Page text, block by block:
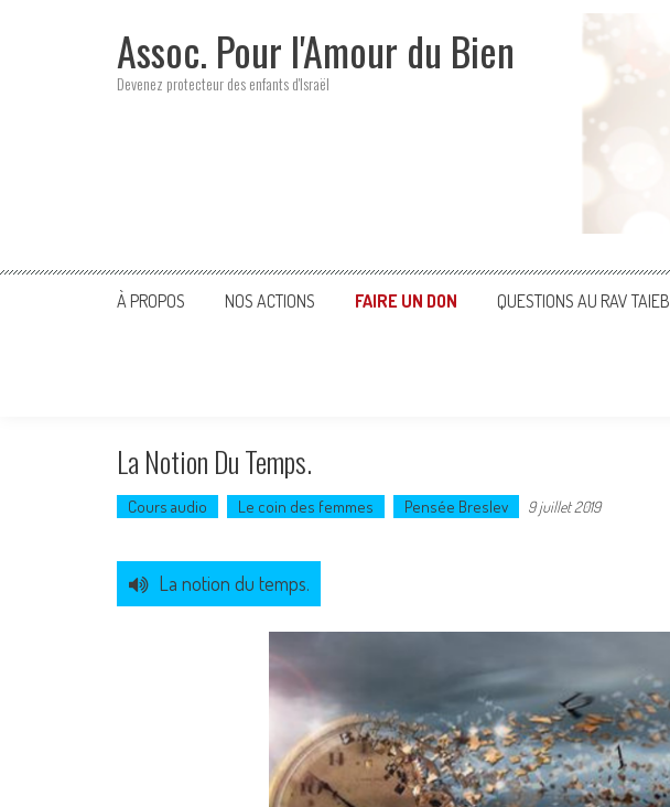
Assoc. Pour l'Amour du Bien
Devenez protecteur des enfants d'Israël
À PROPOS NOS ACTIONS FAIRE UN DON QUESTIONS AU RAV TAIEB
La Notion Du Temps.
Cours audio Le coin des femmes Pensée Breslev 9 juillet 2019
La notion du temps.